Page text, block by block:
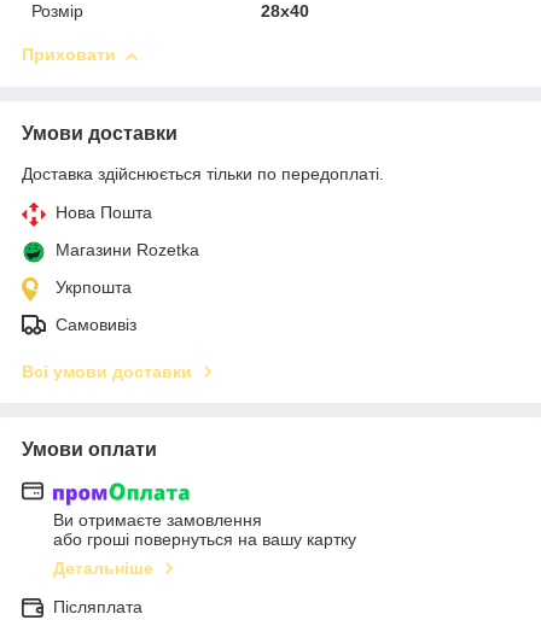
Розмір
28х40
Приховати
Умови доставки
Доставка здійснюється тільки по передоплаті.
Нова Пошта
Магазини Rozetka
Укрпошта
Самовивіз
Всі умови доставки
Умови оплати
Ви отримаєте замовлення
або гроші повернуться на вашу картку
Детальніше
Післяплата